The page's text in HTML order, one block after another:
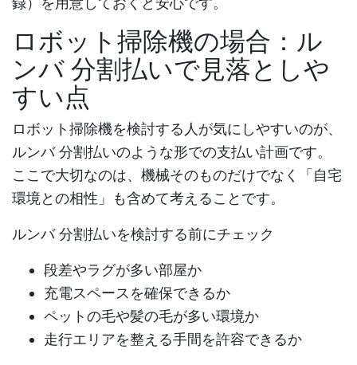
ロボット掃除機の場合： ル
ンバ 分割払いで見落としや
すい点
ロボット掃除機を検討する人が気にしやすいのが、
ルンバ 分割払いのような形での支払い計画です。
ここで大切なのは、機械そのものだけでなく「自宅
環境との相性」も含めて考えることです。
ルンバ 分割払いを検討する前にチェック
段差やラグが多い部屋か
充電スペースを確保できるか
ペットの毛や髪の毛が多い環境か
走行エリアを整える手間を許容できるか